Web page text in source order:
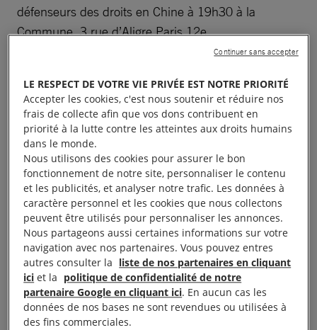
défenseurs des droits en Chine à 19h30 à la
Commune, 3 rue d’Aligre Paris 12e.
Tibet-Chine
Marie Holzman, présidente de Solidarité Chrine
Près de chez vous
Trouvez d’autres événements pour agir
avec nous
RECHERCHER
LE RESPECT DE VOTRE VIE PRIVÉE EST NOTRE PRIORITÉ
Accepter les cookies, c'est nous soutenir et réduire nos
frais de collecte afin que vos dons contribuent en
priorité à la lutte contre les atteintes aux droits humains
dans le monde.
Nous utilisons des cookies pour assurer le bon
fonctionnement de notre site, personnaliser le contenu
et les publicités, et analyser notre trafic. Les données à
caractère personnel et les cookies que nous collectons
peuvent être utilisés pour personnaliser les annonces.
Nous partageons aussi certaines informations sur votre
navigation avec nos partenaires. Vous pouvez entres
autres consulter la liste de nos partenaires en cliquant
ici et la politique de confidentialité de notre
partenaire Google en cliquant ici. En aucun cas les
données de nos bases ne sont revendues ou utilisées à
des fins commerciales.
Continuer sans accepter